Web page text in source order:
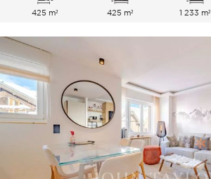
425 m² 425 m² 1 233 m²